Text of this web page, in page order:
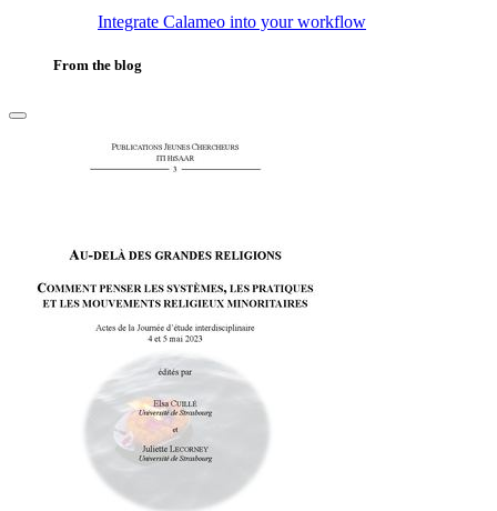
Integrate Calameo into your workflow
From the blog